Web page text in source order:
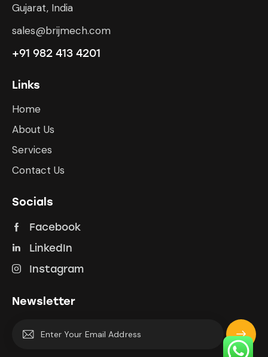
Gujarat, India
sales@brijmech.com
+91 982 413 4201
Links
Home
About Us
Services
Contact Us
Socials
Facebook
LinkedIn
Instagram
Newsletter
Subscrib